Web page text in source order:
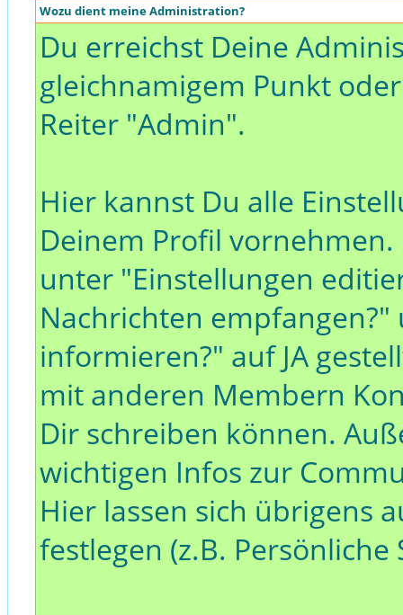
Wozu dient meine Administration?
Du erreichst Deine
gleichnamigem Punkt
Reiter "Admin".
Hier kannst Du alle
Deinem Profil
unter "Einstellungen
Nachrichten
informieren?" auf JA
mit anderen Membern
Dir schreiben können.
wichtigen Infos zur
Hier lassen sich übrigens
festlegen (z.B.